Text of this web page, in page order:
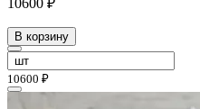
10600 ₽
В корзину
10600 ₽